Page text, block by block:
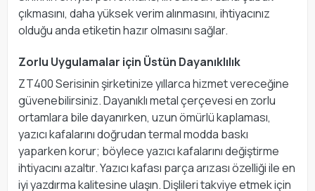
çıkmasını, daha yüksek verim alınmasını, ihtiyacınız
olduğu anda etiketin hazır olmasını sağlar.
Zorlu Uygulamalar için Üstün Dayanıklılık
ZT400 Serisinin şirketinize yıllarca hizmet vereceğine
güvenebilirsiniz. Dayanıklı metal çerçevesi en zorlu
ortamlara bile dayanırken, uzun ömürlü kaplaması,
yazıcı kafalarını doğrudan termal modda baskı
yaparken korur; böylece yazıcı kafalarını değiştirme
ihtiyacını azaltır. Yazıcı kafası parça arızası özelliği ile en
iyi yazdırma kalitesine ulaşın. Dişlileri takviye etmek için